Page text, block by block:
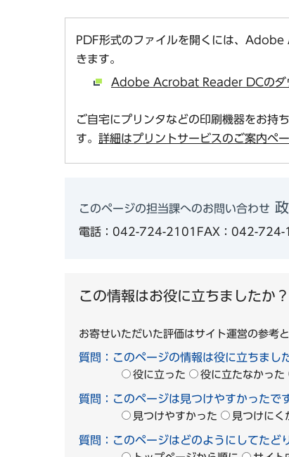
PDF形式のファイルを開くには、
きます。
Adobe Acrobat Reader DCのダ
ご自宅にプリンタなどの印刷機器をお持
す。 詳細はプリントサービスのご案内ペ
このページの担当課へのお問い合わせ
電話：042-724-2101 FAX：042-724-
この情報はお役に立ちましたか？
お寄せいただいた評価はサイト運営の参考と
質問：このページの情報は役に立ちまし
役に立った 役に立たなかった
質問：このページは見つけやすかったで
見つけやすかった 見つけにく
質問：このページはどのようにしてたど